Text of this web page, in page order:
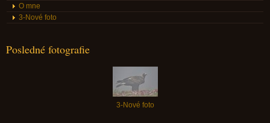
O mne
3-Nové foto
Posledné fotografie
3-Nové foto